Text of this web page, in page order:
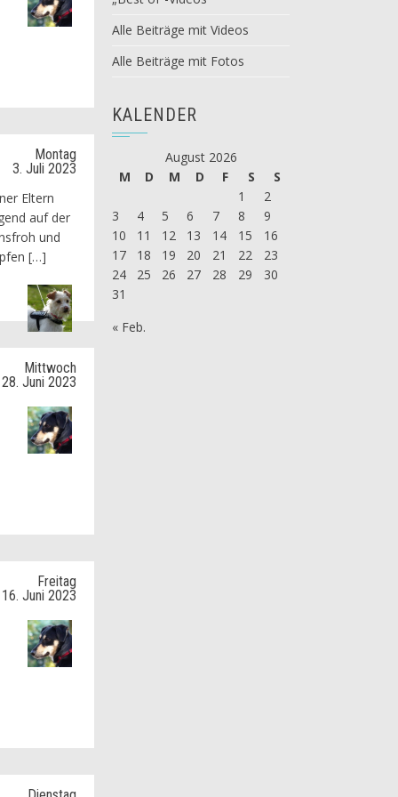
Montag
3. Juli 2023
Eltern
auf der
und
[…]
Mittwoch
28. Juni 2023
Freitag
16. Juni 2023
Alle Beiträge mit Videos
Alle Beiträge mit Fotos
KALENDER
August 2026
M
D M D F S
S
1
2
3
4 5 6 7 8
9
10
11 12 13 14 15
16
17
18 19 20 21 22
23
24
25 26 27 28 29
30
31
« Feb.